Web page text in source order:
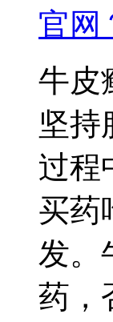
官网
牛皮
坚持
过程
买药
发。
药，